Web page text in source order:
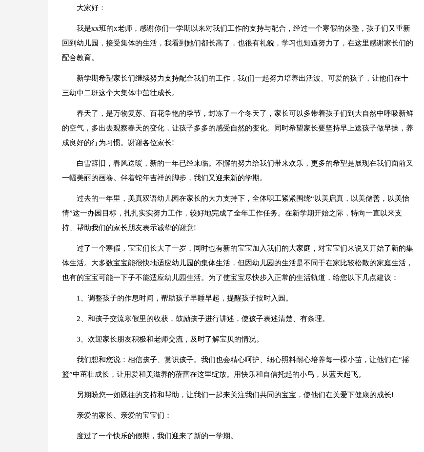
大家好：
我是xx班的x老师，感谢你们一学期以来对我们工作的支持与配合，经过一个寒假的休整，孩子们又重新
回到幼儿园，接受集体的生活，我看到她们都长高了，也很有礼貌，学习也知道努力了，在这里感谢家长们的
配合教育。
新学期希望家长们继续努力支持配合我们的工作，我(们一起努力培养出活波、可爱的孩子，让他们在十
三幼中二班这个大集体中茁壮成长。
春天了，是万物复苏、百花争艳的季节，封冻了一个冬天了，家长可以多带着孩子们到大自然中呼吸新鲜
的空气，多出去观察春天的变化，让孩子多多的感受自然的变化。同时希望家长要坚持早上送孩子做早操，养
成良好的行为习惯。谢谢各位家长!
白雪辞旧，春风送暖，新的一年已经来临。不懈的努力给我们带来欢乐，更多的希望是展现在我们面前又
一幅美丽的画卷。伴着蛇年吉祥的脚步，我们又迎来新的学期。
过去的一年里，美真双语幼儿园在家长的大力支持下，全体职工紧紧围绕“以美启真，以美储善，以美怡
情”这一办园目标，扎扎实实努力工作，较好地完成了全年工作任务。在新学期开始之际，特向一直以来支
持、帮助我们的家长朋友表示诚挚的谢意!
过了一个寒假，宝宝们长大了一岁，同时也有新的宝宝加入我们的大家庭，对宝宝们来说又开始了新的集
体生活。大多数宝宝能很快地适应幼儿园的集体生活，但因幼儿园的生活是不同于在家比较松散的家庭生活，
也有的宝宝可能一下子不能适应幼儿园生活。为了使宝宝尽快步入正常的生活轨道，给您以下几点建议：
1、调整孩子的作息时间，帮助孩子早睡早起，提醒孩子按时入园。
2、和孩子交流寒假里的收获，鼓励孩子进行讲述，使孩子表述清楚、有条理。
3、欢迎家长朋友积极和老师交流，及时了解宝贝的情况。
我们想和您说：相信孩子、赏识孩子。我们也会精心呵护、细心照料耐心培养每一棵小苗，让他们在“摇
篮”中茁壮成长，让用爱和美滋养的蓓蕾在这里绽放。用快乐和自信托起的小鸟，从蓝天起飞。
另期盼您一如既往的支持和帮助，让我们一起来关注我们共同的宝宝，使他们在关爱下健康的成长!
亲爱的家长、亲爱的宝宝们：
度过了一个快乐的假期，我们迎来了新的一学期。